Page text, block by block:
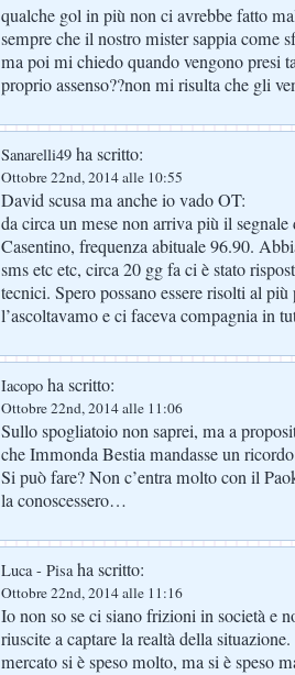
qualche gol in più non ci avrebbe fatto
sempre che il nostro mister sappia
ma poi mi chiedo quando vengono presi
proprio assenso??non mi risulta che gli
Sanarelli49 ha scritto:
Ottobre 22nd, 2014 alle 10:55
David scusa ma anche io vado OT:
da circa un mese non arriva più il
Casentino, frequenza abituale 96.90.
sms etc etc, circa 20 gg fa ci è stato
tecnici. Spero possano essere risolti al
l’ascoltavamo e ci faceva compagnia in
Iacopo ha scritto:
Ottobre 22nd, 2014 alle 11:06
Sullo spogliatoio non saprei, ma a
che Immonda Bestia mandasse un
Si può fare? Non c’entra molto con il
la conoscessero…
Luca - Pisaha scritto:
Ottobre 22nd, 2014 alle 11:16
Io non so se ci siano frizioni in società e
riuscite a captare la realtà della
mercato si è speso molto, ma si è speso